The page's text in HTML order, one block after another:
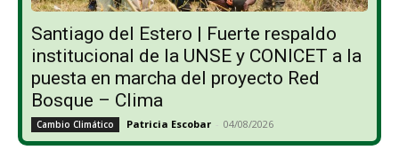
Santiago del Estero | Fuerte respaldo
institucional de la UNSE y CONICET a la
puesta en marcha del proyecto Red
Bosque – Clima
Cambio Climático Patricia Escobar - 04/08/2026